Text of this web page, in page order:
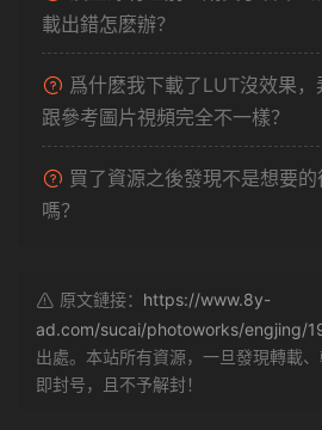
載出錯怎麽辦？
爲什麽我下載了LUT沒效果，
跟參考圖片視頻完全不一樣？
買了資源之後發現不是想要
嗎？
原文鏈接： https://www.8y-
ad.com/sucai/photoworks/engjing/
出處。本站所有資源，一旦發現轉載
即封号，且不予解封！